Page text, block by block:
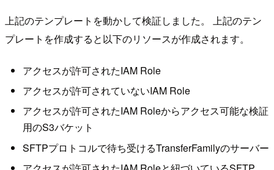
上記のテンプレートを動かして検証しました。 上記のテン
プレートを作成すると以下のリソースが作成されます。
アクセスが許可されたIAM Role
アクセスが許可されていないIAM Role
アクセスが許可されたIAM Roleからアクセス可能な検証
用のS3バケット
SFTPプロトコルで待ち受けるTransferFamilyのサーバー